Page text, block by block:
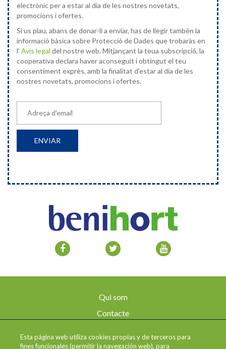
electrònic per a estar al dia de les nostres novetats,
promocions i ofertes.
Si us plau, abans de donar-li a enviar, has de llegir tambén la
informació bàsica sobre Protecció de Dades que trobaràs en
l' Avís legal del nostre web. Mitjançant la teua subscripció, la
cooperativa declara haver aconseguit i obtingut el teu
consentiment exprès, amb la finalitat d'estar al dia de les
nostres novetats, promocions i ofertes.
Qui som
Contacte
Enviaments i devolucions
Esta página web utiliza cookies propias y de terceros para
fines funcionales (permitir la navegación web), para